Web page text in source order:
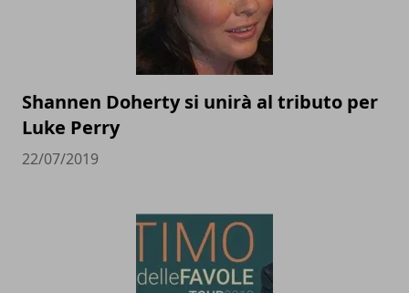
Shannen Doherty si unirà al tributo per
Luke Perry
22/07/2019